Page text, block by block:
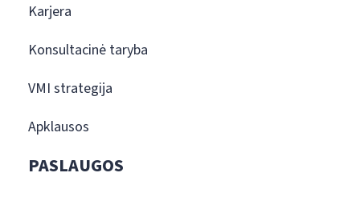
Karjera
Konsultacinė taryba
VMI strategija
Apklausos
PASLAUGOS